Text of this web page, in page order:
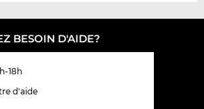
BESOIN D'AIDE?
18h
d'aide